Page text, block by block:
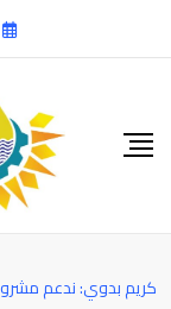
to
كريم بدوي: ندعم